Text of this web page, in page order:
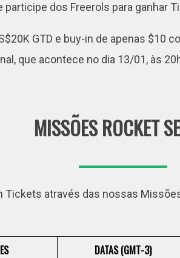
dos Freerols para ganhar
GTD e buy-in de apenas $10
que acontece no dia 13/01, às
MISSÕES ROCKET
Tickets através das nossas
DATAS (GMT-3)